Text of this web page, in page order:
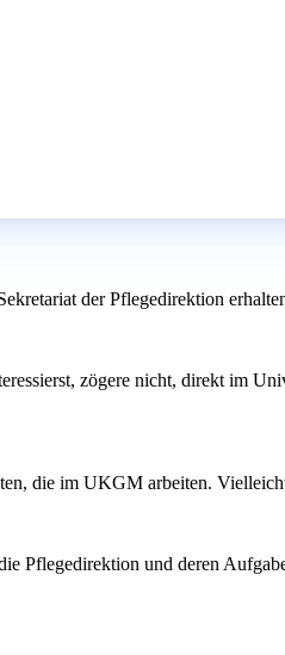
der Pflegedirektion
zögere nicht, direkt im
die im UKGM arbeiten.
Pflegedirektion und deren